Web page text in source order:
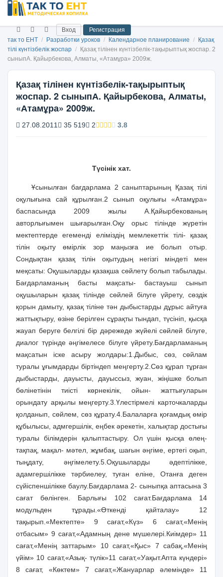
Вход
Регистрация
так то ЕНТ / Разработки уроков / Календарное планирование /
Қазақ
тілі күнтізбелік жоспар /
Қазақ тілінен күнтізбелік-тақырыптық жоспар. 2
сыныпА. Қайырбекова, Алматы, «Атамұра» 2009ж.
Қазақ тілінен күнтізбелік-тақырыптық
жоспар. 2 сыныпА. Қайырбекова, Алматы,
«Атамұра» 2009ж.
27.08.2011 35 519 2 3.8
Түсінік хат.
Ұсынылған бағдарлама 2 саныптарының Қазақ тілі
оқулығына сай құрылған.2 сынып оқулығы «Атамұра»
баспасында 2009 жылы А.Қайырбекованың
авторлығымен шығарылған.Оқу орыс тілінде жүретін
мектептерде егеменді еліміздің мемлекеттік тілі- қазақ
тілін оқыту өмірлік зор маңызға ие болып отыр.
Сондықтан қазақ тілін оқытудың негізгі міндеті мен
меқсаты: Оқушыларды қазақша сөйлету болып табылады.
Бағдарламаның басты мақсаты- бастауыш сынып
оқушыларын қазақ тілінде сөйлей білуге үйрету, сөздік
қорын дамыту, қазақ тіліне тән дыбыстарды дұрыс айтуға
жаттықтыру, өзіне берілген сұрақты тындап, түсініп, қысқа
жауап беруге белгілі бір дәрежеде жүйелі сөйлей білуге,
диалог түрінде әңгімелесе білуге үйрету.Бағдарламаның
мақсатын іске асыру жолдары:1.Дыбыс, сөз, сөйлам
туралы ұғымдарды біртіндеп меңгерту.2.Сөз құрап тұрған
дыбыстарды, дауысты, дауыссыз, жуан, жіңішке болып
бөлінетінін тиісті көрнекілік, ойын- жаттығуларын
орындату арқылы меңгерту.3.Үлестірмелі карточкаларды
қолданып, сөйлем, сөз құрату.4.Балаларға қоғамдық өмір
құбылысы, адмгершілік, еңбек әрекетін, халықтар достығы
туралы білімдерін қалыптастыру. Ол үшін қысқа өлең-
тақпақ, мақал- мәтел, жұмбақ, шағын әңгіме, ертегі оқып,
тыңдату, әңгімелету.5.Оқушыларды әдептілікке,
адамгершілікке тәрбиелеу, туған еліне, Отанға деген
сүйіспеншілікке баулу.Бағдарлама 2- сыныпқа аптасына 3
сағат бөлінген. Барлығы 102 сағат.Бағдарлама 14
модульден тұрады.«Өткенді қайталау» 12
тақырып.«Мектепте» 9 сағат,«Күз» 6 сағат,«Менің
отбасым» 9 сағат,«Адамның дене мүшелері.Киімдер» 11
сағат,«Менің заттарым» 10 сағат,«Қыс» 7 сабақ,«Менің
үйім» 10 сағат,«Азық- түлік»11 сағат,«Уақыт.Апта күндері»
8 сағат, «Көктем» 7 сағат,«Жануарлар әлемінде» 11